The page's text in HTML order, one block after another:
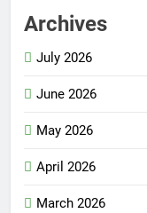
Archives
July 2026
June 2026
May 2026
April 2026
March 2026